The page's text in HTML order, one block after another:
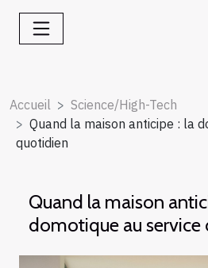
Accueil
Science/High-Tech
Quand la maison anticipe : la
quotidien
Quand la maison
domotique au